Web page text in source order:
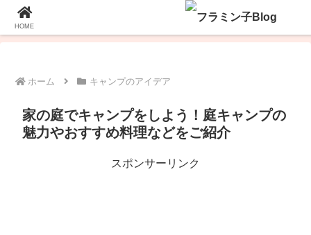
お問い合わせ
ホーム キャンプのアイデア
家の庭でキャンプをしよう！庭キャンプの
魅力やおすすめ料理などをご紹介
スポンサーリンク
HOME